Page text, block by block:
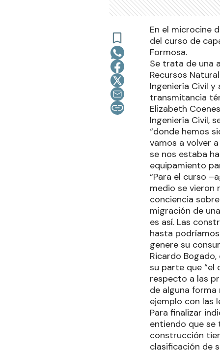
En el microcine
del curso de
Formosa.
Se trata de una
Recursos
Ingeniería Civil
transmitancia
Elizabeth
Ingeniería Civil,
“donde hemos
vamos a volver
se nos estaba
equipamiento
“Para el curso
medio se vieron
conciencia
migración de
es así. Las
hasta
genere su
Ricardo
su parte que
respecto a las
de alguna
ejemplo con las
Para finalizar
entiendo que se
construcción
clasificación de